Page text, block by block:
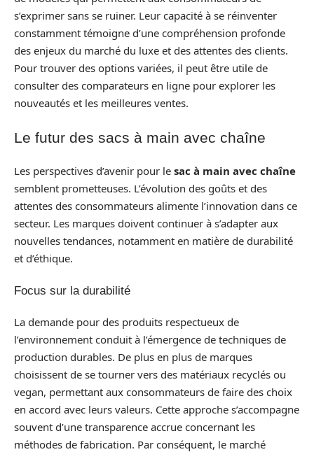
s’exprimer sans se ruiner. Leur capacité à se réinventer
constamment témoigne d’une compréhension profonde
des enjeux du marché du luxe et des attentes des clients.
Pour trouver des options variées, il peut être utile de
consulter des comparateurs en ligne pour explorer les
nouveautés et les meilleures ventes.
Le futur des sacs à main avec chaîne
Les perspectives d’avenir pour le sac à main avec chaîne
semblent prometteuses. L’évolution des goûts et des
attentes des consommateurs alimente l’innovation dans ce
secteur. Les marques doivent continuer à s’adapter aux
nouvelles tendances, notamment en matière de durabilité
et d’éthique.
Focus sur la durabilité
La demande pour des produits respectueux de
l’environnement conduit à l’émergence de techniques de
production durables. De plus en plus de marques
choisissent de se tourner vers des matériaux recyclés ou
vegan, permettant aux consommateurs de faire des choix
en accord avec leurs valeurs. Cette approche s’accompagne
souvent d’une transparence accrue concernant les
méthodes de fabrication. Par conséquent, le marché